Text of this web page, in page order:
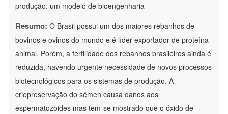
produção: um modelo de bioengenharia
Resumo: O Brasil possui um dos maiores rebanhos de
bovinos e ovinos do mundo e é líder exportador de proteína
animal. Porém, a fertilidade dos rebanhos brasileiros ainda é
reduzida, havendo urgente necessidade de novos processos
biotecnológicos para os sistemas de produção. A
criopreservação do sêmen causa danos aos
espermatozoides mas tem-se mostrado que o óxido de